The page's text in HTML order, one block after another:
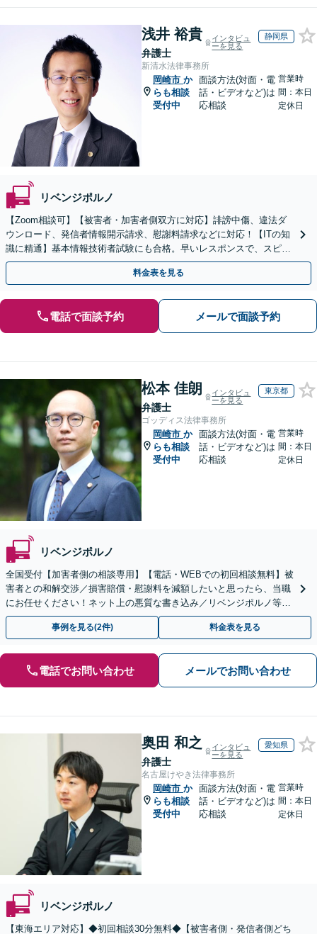
浅井 裕貴
弁護士
インタビュ
ーを見る
静岡県
新清水法律事務所
岡崎市 か
らも相談
受付中
面談方法(対面・電
話・ビデオなど)は
応相談
営業時
間：本日
定休日
リベンジポルノ
【Zoom相談可】【被害者・加害者側双方に対応】誹謗中傷、違法ダ
ウンロード、発信者情報開示請求、慰謝料請求などに対応！【ITの知
識に精通】基本情報技術者試験にも合格。早いレスポンスで、スピー
ド感を持って対応します。【Torrentの相談◎】
料金表を見る
電話で面談予約 メールで面談予約
松本 佳朗
弁護士
インタビュ
ーを見る
東京都
ゴッディス法律事務所
岡崎市 か
らも相談
受付中
面談方法(対面・電
話・ビデオなど)は
応相談
営業時
間：本日
定休日
リベンジポルノ
全国受付【加害者側の相談専用】【電話・WEBでの初回相談無料】被
害者との和解交渉／損害賠償・慰謝料を減額したいと思ったら、当職
にお任せください！ネット上の悪質な書き込み／リベンジポルノ等、
代表弁護士が最後まで対応【関東エリア以外の相談も可】
事例を見る(2件) 料金表を見る
電話でお問い合わせ メールでお問い合わせ
奥田 和之
弁護士
インタビュ
ーを見る
愛知県
名古屋けやき法律事務所
岡崎市 か
らも相談
受付中
面談方法(対面・電
話・ビデオなど)は
応相談
営業時
間：本日
定休日
リベンジポルノ
【東海エリア対応】◆初回相談30分無料◆【被害者側・発信者側どち